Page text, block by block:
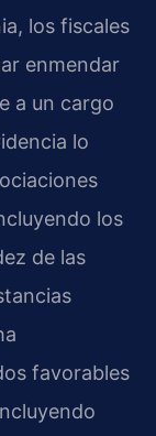
los fiscales
enmendar
a un cargo
lo
los
de las
favorables